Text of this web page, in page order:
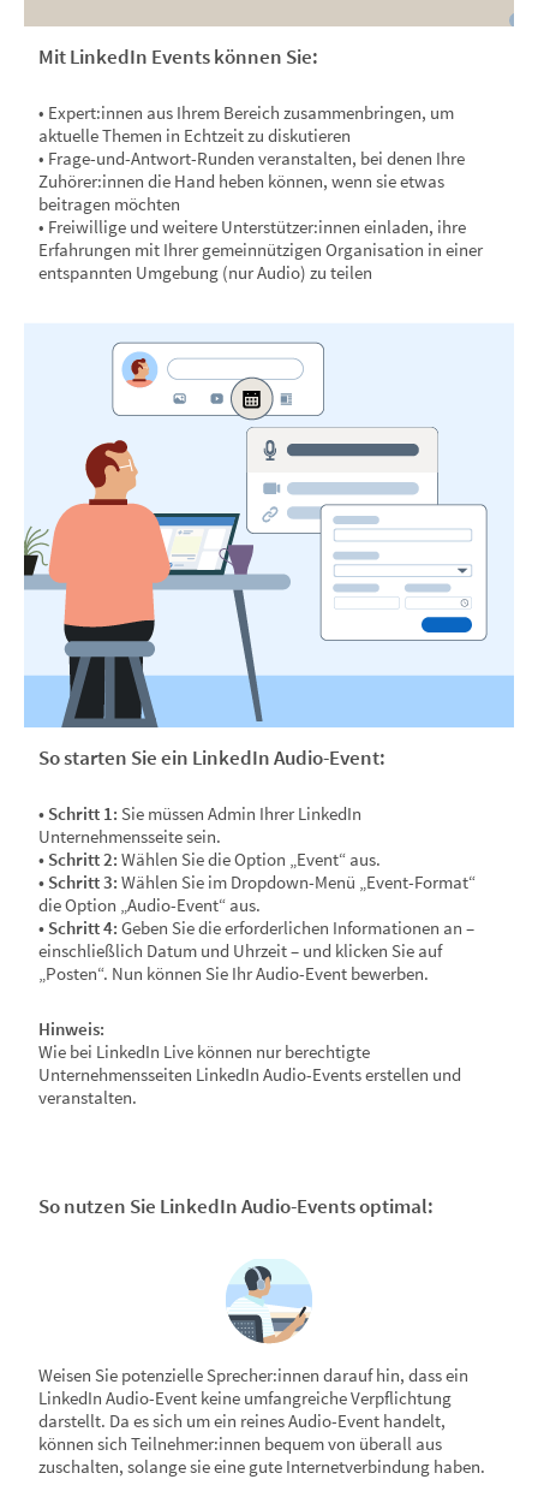
Mit LinkedIn Events können Sie:
• Expert:innen aus Ihrem Bereich zusammenbringen, um
aktuelle Themen in Echtzeit zu diskutieren
• Frage-und-Antwort-Runden veranstalten, bei denen Ihre
Zuhörer:innen die Hand heben können, wenn sie etwas
beitragen möchten
• Freiwillige und weitere Unterstützer:innen einladen, ihre
Erfahrungen mit Ihrer gemeinnützigen Organisation in einer
entspannten Umgebung (nur Audio) zu teilen
So starten Sie ein LinkedIn Audio-Event:
• Schritt 1: Sie müssen Admin Ihrer LinkedIn
Unternehmensseite sein.
• Schritt 2: Wählen Sie die Option „Event“ aus.
• Schritt 3: Wählen Sie im Dropdown-Menü „Event-Format“
die Option „Audio-Event“ aus.
• Schritt 4: Geben Sie die erforderlichen Informationen an –
einschließlich Datum und Uhrzeit – und klicken Sie auf
„Posten“. Nun können Sie Ihr Audio-Event bewerben.
Hinweis:
Wie bei LinkedIn Live können nur berechtigte
Unternehmensseiten LinkedIn Audio-Events erstellen und
veranstalten.
So nutzen Sie LinkedIn Audio-Events optimal:
Weisen Sie potenzielle Sprecher:innen darauf hin, dass ein
LinkedIn Audio-Event keine umfangreiche Verpflichtung
darstellt. Da es sich um ein reines Audio-Event handelt,
können sich Teilnehmer:innen bequem von überall aus
zuschalten, solange sie eine gute Internetverbindung haben.